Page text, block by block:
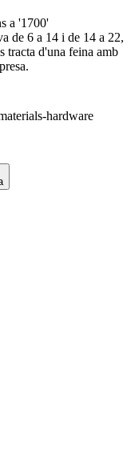
a '1700'
de 6 a 14 i de 14 a 22,
tracta d'una feina amb
hardware